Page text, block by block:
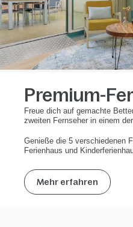
Premium-
Freue dich auf gemachte
zweiten Fernseher in einem
Genieße die 5 verschiedenen
Ferienhaus und
Mehr erfahren